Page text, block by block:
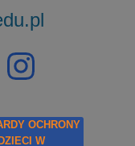
OCHRONY
DZIECI W